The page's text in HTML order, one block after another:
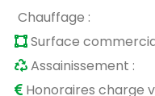
Chauffage :
Surface
Assainissement :
Honoraires charge